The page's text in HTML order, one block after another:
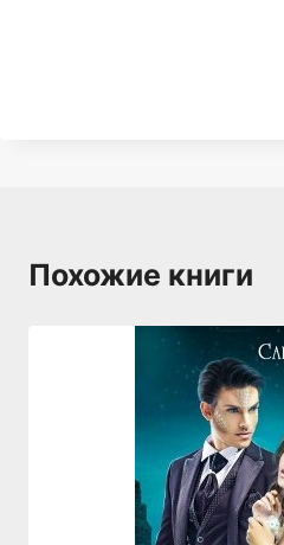
Похожие книги